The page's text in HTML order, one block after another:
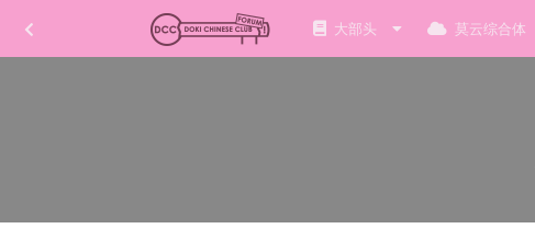
大部头 莫云综合体